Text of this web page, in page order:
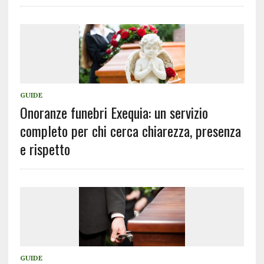
GUIDE
Onoranze funebri Exequia: un servizio
completo per chi cerca chiarezza, presenza
e rispetto
GUIDE